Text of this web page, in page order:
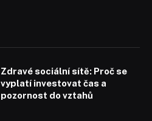
Zdravé sociální sítě: Proč se
vyplatí investovat čas a
pozornost do vztahů